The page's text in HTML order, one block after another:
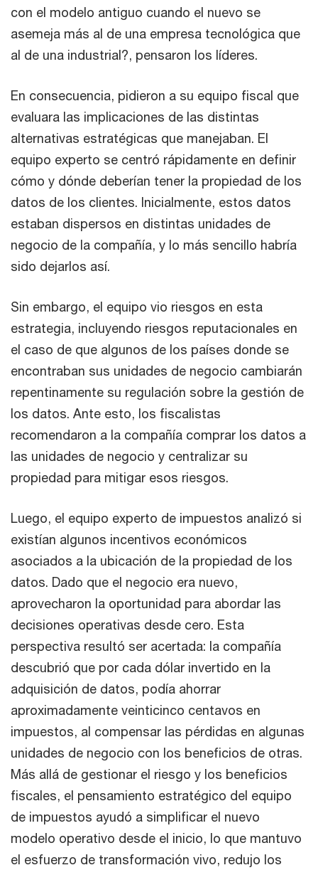
con el modelo antiguo cuando el nuevo se
asemeja más al de una empresa tecnológica que
al de una industrial?, pensaron los líderes.
En consecuencia, pidieron a su equipo fiscal que
evaluara las implicaciones de las distintas
alternativas estratégicas que manejaban. El
equipo experto se centró rápidamente en definir
cómo y dónde deberían tener la propiedad de los
datos de los clientes. Inicialmente, estos datos
estaban dispersos en distintas unidades de
negocio de la compañía, y lo más sencillo habría
sido dejarlos así.
Sin embargo, el equipo vio riesgos en esta
estrategia, incluyendo riesgos reputacionales en
el caso de que algunos de los países donde se
encontraban sus unidades de negocio cambiarán
repentinamente su regulación sobre la gestión de
los datos. Ante esto, los fiscalistas
recomendaron a la compañía comprar los datos a
las unidades de negocio y centralizar su
propiedad para mitigar esos riesgos.
Luego, el equipo experto de impuestos analizó si
existían algunos incentivos económicos
asociados a la ubicación de la propiedad de los
datos. Dado que el negocio era nuevo,
aprovecharon la oportunidad para abordar las
decisiones operativas desde cero. Esta
perspectiva resultó ser acertada: la compañía
descubrió que por cada dólar invertido en la
adquisición de datos, podía ahorrar
aproximadamente veinticinco centavos en
impuestos, al compensar las pérdidas en algunas
unidades de negocio con los beneficios de otras.
Más allá de gestionar el riesgo y los beneficios
fiscales, el pensamiento estratégico del equipo
de impuestos ayudó a simplificar el nuevo
modelo operativo desde el inicio, lo que mantuvo
el esfuerzo de transformación vivo, redujo los